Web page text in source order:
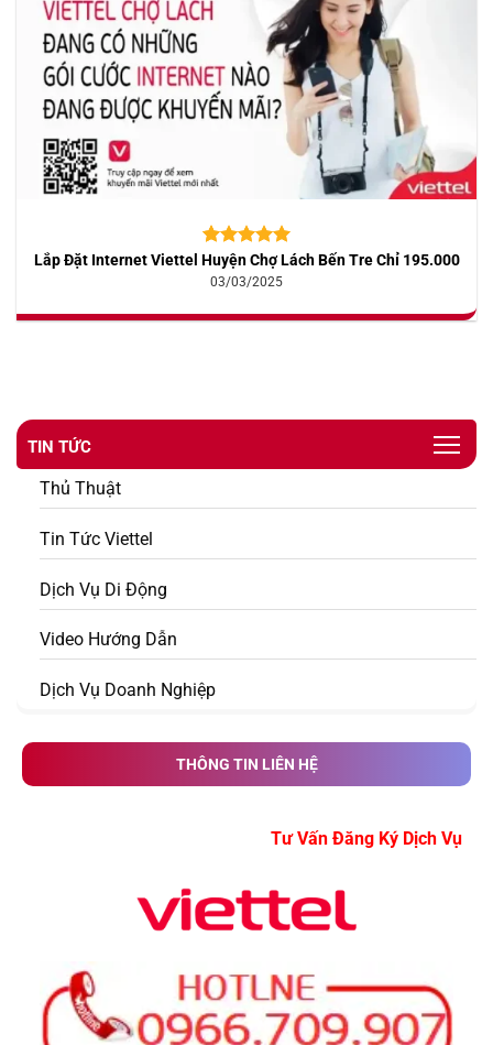
TIN TỨC
Thủ Thuật
Tin Tức Viettel
Dịch Vụ Di Động
Video Hướng Dẫn
Dịch Vụ Doanh Nghiệp
THÔNG TIN LIÊN HỆ
Tư Vấn Đăng Ký
5.00trên 5
dựa trên
10
Lắp Đặt Internet Viettel Huyện Chợ Lách Bến Tre Chỉ 195.000
03/03/2025